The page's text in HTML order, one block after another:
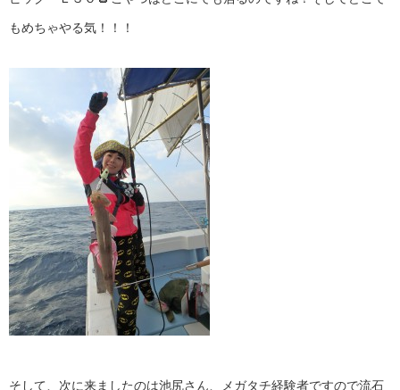
もめちゃやる気！！！
そして、次に来ましたのは池尻さん、メガタチ経験者ですので流石